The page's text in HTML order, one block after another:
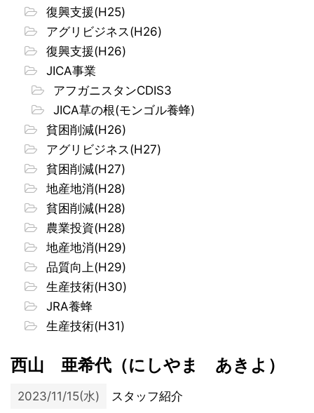
復興支援(H25)
アグリビジネス(H26)
復興支援(H26)
JICA事業
アフガニスタンCDIS3
JICA草の根(モンゴル養蜂)
貧困削減(H26)
アグリビジネス(H27)
貧困削減(H27)
地産地消(H28)
貧困削減(H28)
農業投資(H28)
地産地消(H29)
品質向上(H29)
生産技術(H30)
JRA養蜂
生産技術(H31)
西山 亜希代（にしやま あきよ）
2023/11/15(水) スタッフ紹介